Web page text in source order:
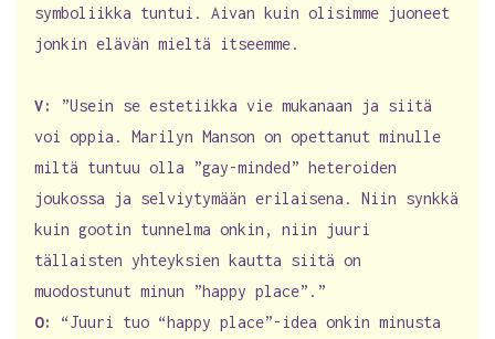
symboliikka tuntui. Aivan kuin olisimme juoneet
jonkin elävän mieltä itseemme.
V:
”Usein se estetiikka vie mukanaan ja siitä
voi oppia. Marilyn Manson on opettanut minulle
miltä tuntuu olla ”gay-minded” heteroiden
joukossa ja selviytymään erilaisena. Niin synkkä
kuin gootin tunnelma onkin, niin juuri
tällaisten yhteyksien kautta siitä on
muodostunut minun ”happy place”.”
O:
“Juuri tuo “happy place”-idea onkin minusta